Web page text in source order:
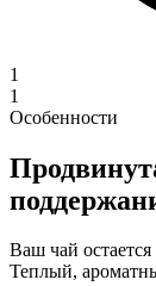
1
1
Особенности
Ваш чай
Теплый,